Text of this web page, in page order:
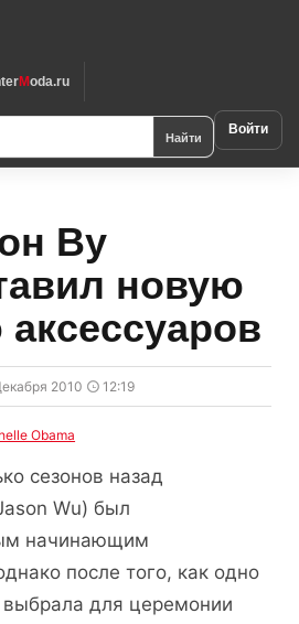
Moda.ru
Найти Войти
Ву
новую
2010 12:19
Obama
сезонов назад
Wu) был
начинающим
после того, как одно
выбрала для церемонии